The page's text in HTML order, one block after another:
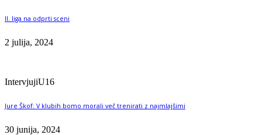
II. liga na odprti sceni
2 julija, 2024
IntervjujiU16
Jure Škof: V klubih bomo morali več trenirati z najmlajšimi
30 junija, 2024